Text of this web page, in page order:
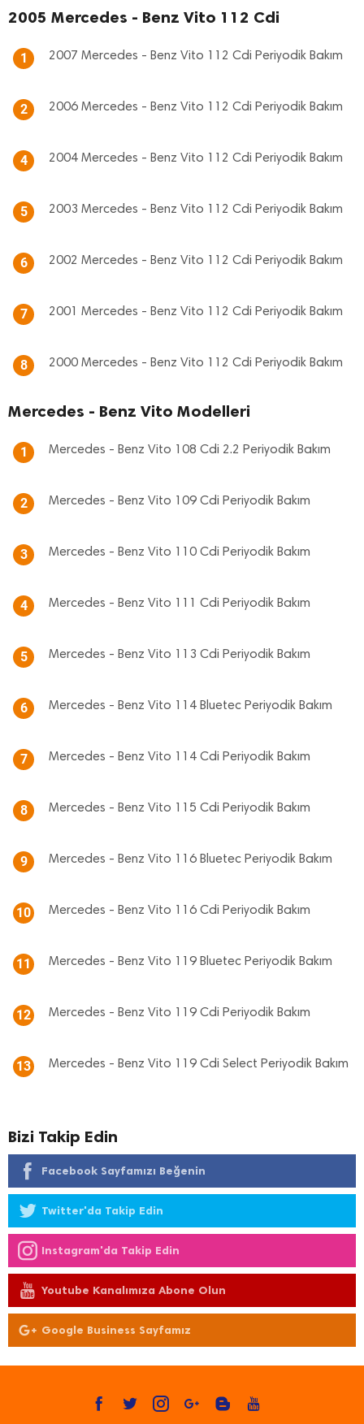
2005 Mercedes - Benz Vito 112 Cdi
1 2007 Mercedes - Benz Vito 112 Cdi Periyodik Bakım
2 2006 Mercedes - Benz Vito 112 Cdi Periyodik Bakım
4 2004 Mercedes - Benz Vito 112 Cdi Periyodik Bakım
5 2003 Mercedes - Benz Vito 112 Cdi Periyodik Bakım
6 2002 Mercedes - Benz Vito 112 Cdi Periyodik Bakım
7 2001 Mercedes - Benz Vito 112 Cdi Periyodik Bakım
8 2000 Mercedes - Benz Vito 112 Cdi Periyodik Bakım
Mercedes - Benz Vito Modelleri
1 Mercedes - Benz Vito 108 Cdi 2.2 Periyodik Bakım
2 Mercedes - Benz Vito 109 Cdi Periyodik Bakım
3 Mercedes - Benz Vito 110 Cdi Periyodik Bakım
4 Mercedes - Benz Vito 111 Cdi Periyodik Bakım
5 Mercedes - Benz Vito 113 Cdi Periyodik Bakım
6 Mercedes - Benz Vito 114 Bluetec Periyodik Bakım
7 Mercedes - Benz Vito 114 Cdi Periyodik Bakım
8 Mercedes - Benz Vito 115 Cdi Periyodik Bakım
9 Mercedes - Benz Vito 116 Bluetec Periyodik Bakım
10 Mercedes - Benz Vito 116 Cdi Periyodik Bakım
11 Mercedes - Benz Vito 119 Bluetec Periyodik Bakım
12 Mercedes - Benz Vito 119 Cdi Periyodik Bakım
13 Mercedes - Benz Vito 119 Cdi Select Periyodik Bakım
Bizi Takip Edin
Facebook Sayfamızı Beğenin
Twitter'da Takip Edin
Instagram'da Takip Edin
Youtube Kanalımıza Abone Olun
Google Business Sayfamız